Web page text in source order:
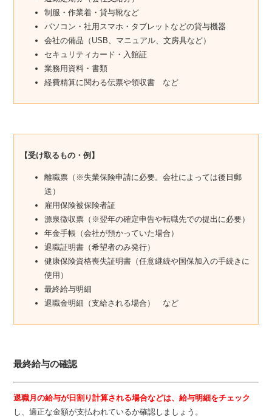
制服・作業着・貸与靴など
パソコン・社用スマホ・タブレットなどの貸与機器
会社の備品（USB、マニュアル、文房具など）
セキュリティカード・入館証
業務用資料・書類
経費精算に関わる伝票や領収書 など
【受け取るもの・例】
離職票（※失業保険申請に必要。会社によっては後日郵
送）
雇用保険被保険者証
源泉徴収票（※翌年の確定申告や転職先での提出に必要）
年金手帳（会社が預かっていた場合）
退職証明書（希望者のみ発行）
健康保険資格喪失証明書（任意継続や国保加入の手続きに
使用）
最終給与明細
退職金明細（支給される場合） など
最終給与の確認
退職月の給与が日割り計算される場合などは、給与明細をチェック
し、適正な金額が支払われているか確認しましょう。